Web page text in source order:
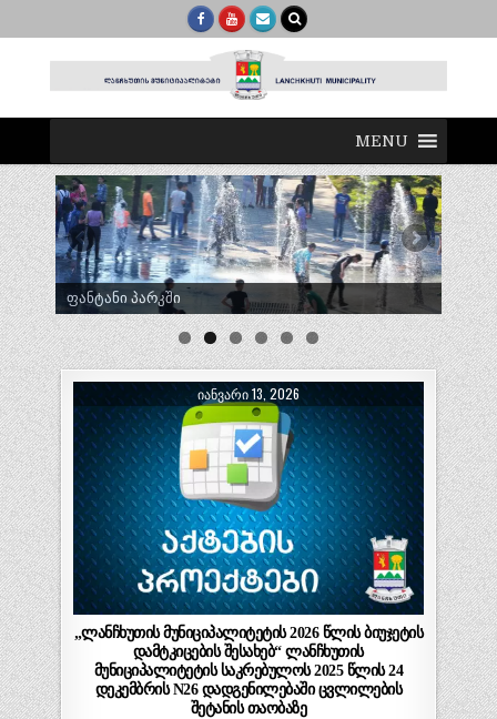
MENU
ტრადიციული ლელობურთი შუხუთში
ᲘᲐᲜᲕᲐᲠᲘ 13, 2026
„ლანჩხუთის მუნიციპალიტეტის 2026 წლის ბიუჯეტის
დამტკიცების შესახებ“ ლანჩხუთის
მუნიციპალიტეტის საკრებულოს 2025 წლის 24
დეკემბრის N26 დადგენილებაში ცვლილების
შეტანის თაობაზე